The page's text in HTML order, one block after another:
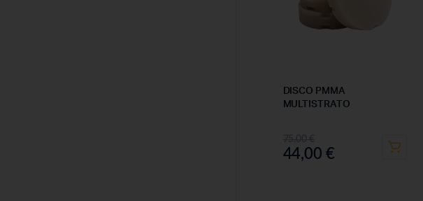
DISCO PMMA
MULTISTRATO
44,00€